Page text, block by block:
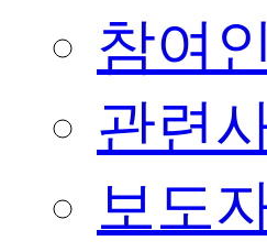
참여
관련
보도